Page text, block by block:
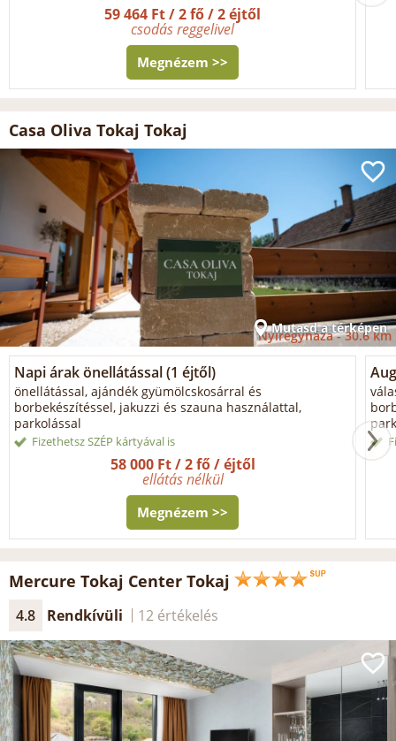
59 464 Ft / 2 fő / 2 éjtől
csodás reggelivel
Megnézem >>
Casa Oliva Tokaj Tokaj
Mutasd a térképen
Nyíregyháza -30.6 km
Napi árak önellátással (1 éjtől)
önellátással, ajándék gyümölcskosárral és
borbekészítéssel, jakuzzi és szauna használattal,
parkolással
Fizethetsz SZÉP kártyával is
58 000 Ft / 2 fő / éjtől
ellátás nélkül
Megnézem >>
Mercure Tokaj Center Tokaj
4.8 Rendkívüli 12 értékelés